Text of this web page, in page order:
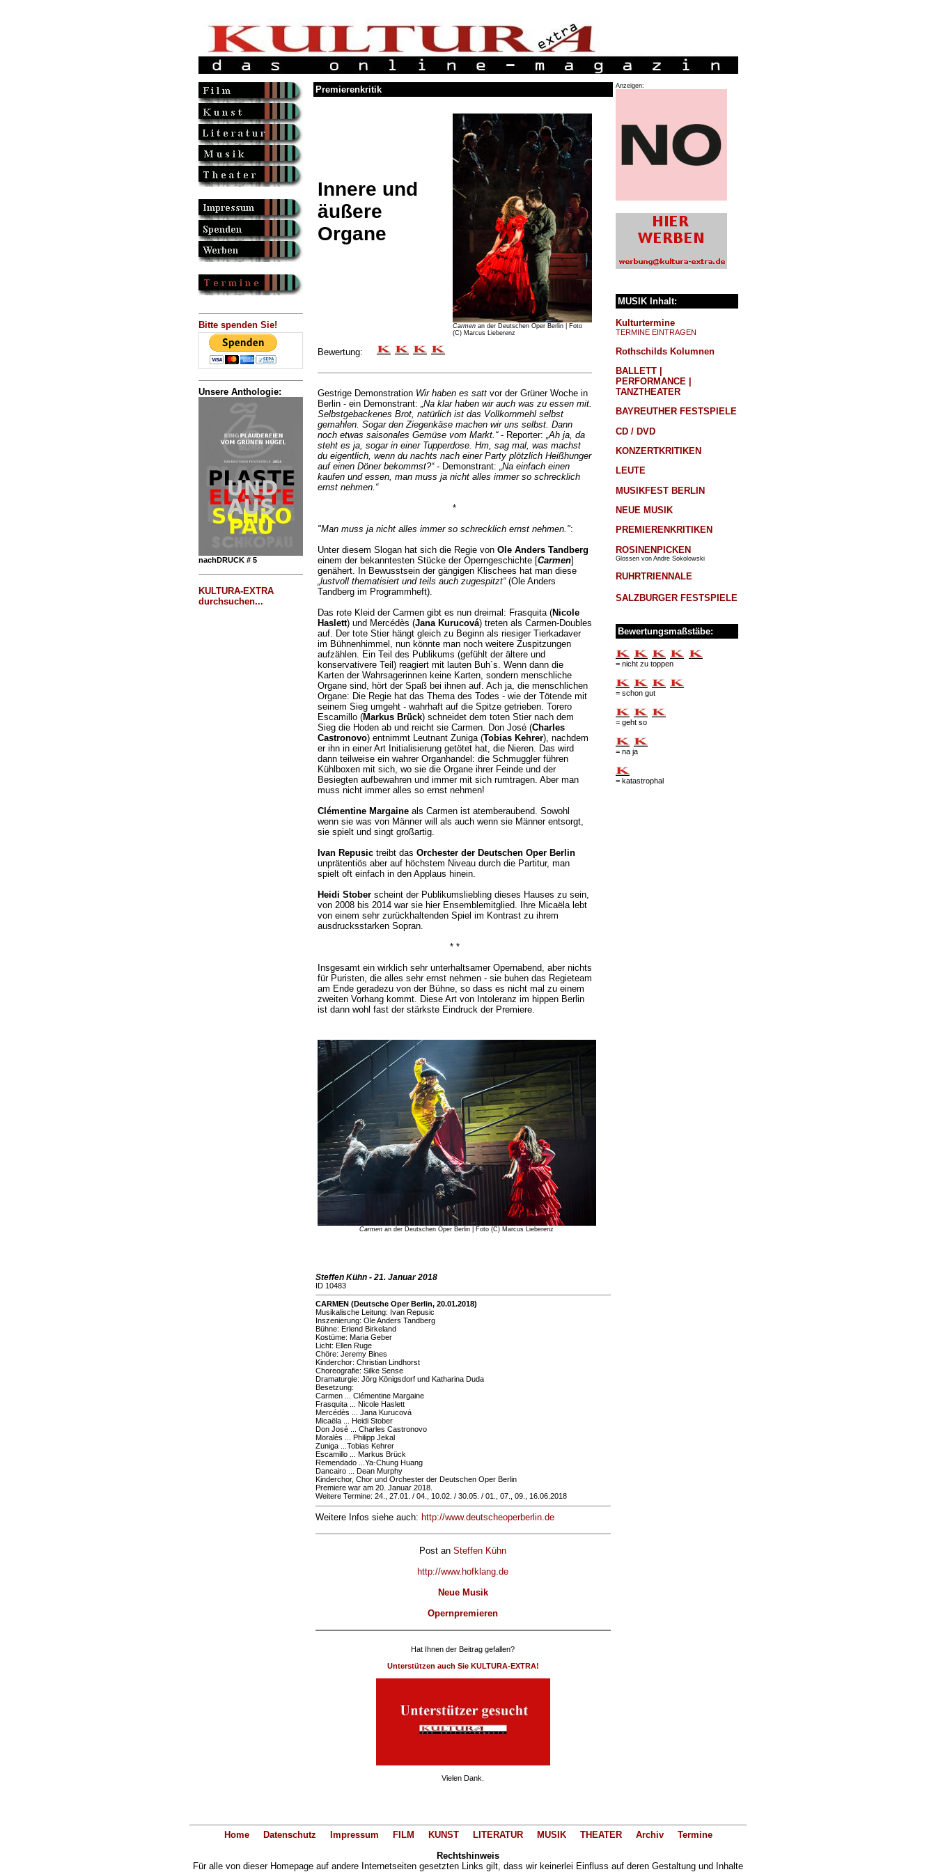
Bitte spenden Sie!
Unsere Anthologie:
nachDRUCK # 5
KULTURA-EXTRA
durchsuchen...
Premierenkritik
Innere und
äußere
Organe
Carmenan der Deutschen Oper Berlin | Foto
(C) Marcus Lieberenz
Bewertung:
Gestrige Demonstration Wir haben es sattvor der Grüner Woche in
Berlin - ein Demonstrant: „Na klar haben wir auch was zu essen mit.
Selbstgebackenes Brot, natürlich ist das Vollkornmehl selbst
gemahlen. Sogar den Ziegenkäse machen wir uns selbst. Dann
noch etwas saisonales Gemüse vom Markt.“- Reporter: „Ah ja, da
steht es ja, sogar in einer Tupperdose. Hm, sag mal, was machst
du eigentlich, wenn du nachts nach einer Party plötzlich Heißhunger
auf einen Döner bekommst?“- Demonstrant: „Na einfach einen
kaufen und essen, man muss ja nicht alles immer so schrecklich
ernst nehmen.“
*
"Man muss ja nicht alles immer so schrecklich ernst nehmen.":
Unter diesem Slogan hat sich die Regie von Ole Anders Tandberg
einem der bekanntesten Stücke der Operngeschichte [Carmen]
genähert. In Bewusstsein der gängigen Klischees hat man diese
„lustvoll thematisiert und teils auch zugespitzt“(Ole Anders
Tandberg im Programmheft).
Das rote Kleid der Carmen gibt es nun dreimal: Frasquita (Nicole
Haslett) und Mercédès (Jana Kurucová) treten als Carmen-Doubles
auf. Der tote Stier hängt gleich zu Beginn als riesiger Tierkadaver
im Bühnenhimmel, nun könnte man noch weitere Zuspitzungen
aufzählen. Ein Teil des Publikums (gefühlt der ältere und
konservativere Teil) reagiert mit lauten Buh´s. Wenn dann die
Karten der Wahrsagerinnen keine Karten, sondern menschliche
Organe sind, hört der Spaß bei ihnen auf. Ach ja, die menschlichen
Organe: Die Regie hat das Thema des Todes - wie der Tötende mit
seinem Sieg umgeht - wahrhaft auf die Spitze getrieben. Torero
Escamillo (Markus Brück) schneidet dem toten Stier nach dem
Sieg die Hoden ab und reicht sie Carmen. Don José (Charles
Castronovo) entnimmt Leutnant Zuniga (Tobias Kehrer), nachdem
er ihn in einer Art Initialisierung getötet hat, die Nieren. Das wird
dann teilweise ein wahrer Organhandel: die Schmuggler führen
Kühlboxen mit sich, wo sie die Organe ihrer Feinde und der
Besiegten aufbewahren und immer mit sich rumtragen. Aber man
muss nicht immer alles so ernst nehmen!
Clémentine Margaineals Carmen ist atemberaubend. Sowohl
wenn sie was von Männer will als auch wenn sie Männer entsorgt,
sie spielt und singt großartig.
Ivan Repusictreibt das Orchester der Deutschen Oper Berlin
unprätentiös aber auf höchstem Niveau durch die Partitur, man
spielt oft einfach in den Applaus hinein.
Heidi Stoberscheint der Publikumsliebling dieses Hauses zu sein,
von 2008 bis 2014 war sie hier Ensemblemitglied. Ihre Micaëla lebt
von einem sehr zurückhaltenden Spiel im Kontrast zu ihrem
ausdrucksstarken Sopran.
* *
Insgesamt ein wirklich sehr unterhaltsamer Opernabend, aber nichts
für Puristen, die alles sehr ernst nehmen - sie buhen das Regieteam
am Ende geradezu von der Bühne, so dass es nicht mal zu einem
zweiten Vorhang kommt. Diese Art von Intoleranz im hippen Berlin
ist dann wohl fast der stärkste Eindruck der Premiere.
Carmen an der Deutschen Oper Berlin | Foto (C) Marcus Lieberenz
Steffen Kühn - 21. Januar 2018
ID 10483
CARMEN (Deutsche Oper Berlin, 20.01.2018)
Musikalische Leitung: Ivan Repusic
Inszenierung: Ole Anders Tandberg
Bühne: Erlend Birkeland
Kostüme: Maria Geber
Licht: Ellen Ruge
Chöre: Jeremy Bines
Kinderchor: Christian Lindhorst
Choreografie: Silke Sense
Dramaturgie: Jörg Königsdorf und Katharina Duda
Besetzung:
Carmen ... Clémentine Margaine
Frasquita ... Nicole Haslett
Mercédès ... Jana Kurucová
Micaëla ... Heidi Stober
Don José ... Charles Castronovo
Moralès ... Philipp Jekal
Zuniga ...Tobias Kehrer
Escamillo ... Markus Brück
Remendado ...Ya-Chung Huang
Dancairo ... Dean Murphy
Kinderchor, Chor und Orchester der Deutschen Oper Berlin
Premiere war am 20. Januar 2018.
Weitere Termine: 24., 27.01. / 04., 10.02. / 30.05. / 01., 07., 09., 16.06.2018
Weitere Infos siehe auch: http://www.deutscheoperberlin.de
Post an Steffen Kühn
http://www.hofklang.de
Neue Musik
Opernpremieren
Hat Ihnen der Beitrag gefallen?
Unterstützen auch Sie KULTURA-EXTRA!
Vielen Dank.
Anzeigen:
MUSIK Inhalt:
Kulturtermine
TERMINE EINTRAGEN
Rothschilds Kolumnen
BALLETT |
PERFORMANCE |
TANZTHEATER
BAYREUTHER FESTSPIELE
CD / DVD
KONZERTKRITIKEN
LEUTE
MUSIKFEST BERLIN
NEUE MUSIK
PREMIERENKRITIKEN
ROSINENPICKEN
Glossen von Andre Sokolowski
RUHRTRIENNALE
SALZBURGER FESTSPIELE
Bewertungsmaßstäbe:
= nicht zu toppen
= schon gut
= geht so
= na ja
= katastrophal
Home Datenschutz Impressum FILM KUNST LITERATUR MUSIK THEATER Archiv
Termine
Rechtshinweis
Für alle von dieser Homepage auf andere Internetseiten gesetzten Links gilt, dass wir keinerlei Einfluss auf deren Gestaltung und Inhalte